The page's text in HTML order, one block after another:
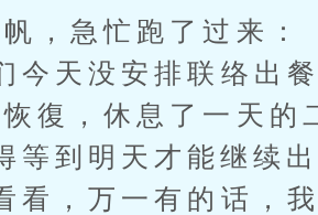
，急忙跑了过来：
天没安排联络出餐
復，休息了一天的
等到明天才能继续出
，万一有的话，我